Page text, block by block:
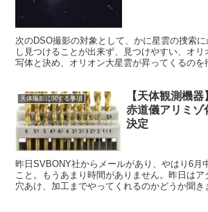
次のDSO撮影の対象として、かに星雲の捜索
し見つけることが出来ず、見つけやすい、オ
写体と決め、オリオン大星雲が昇ってくるのを
天体撮影に関する事項
【天体観測機
赤道儀アリミゾ
決定
昨日SVBONY社からメールがあり、やはり6月
こと。もうあまり時間がありません。昨日は
穴あけ、加工までやってくれるのかどうか聞き